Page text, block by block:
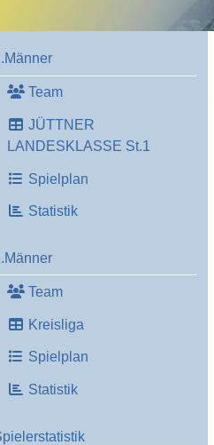
Team
JÜTTNER
LANDESKLASSE St.1
Spielplan
Statistik
Team
Kreisliga
Spielplan
Statistik